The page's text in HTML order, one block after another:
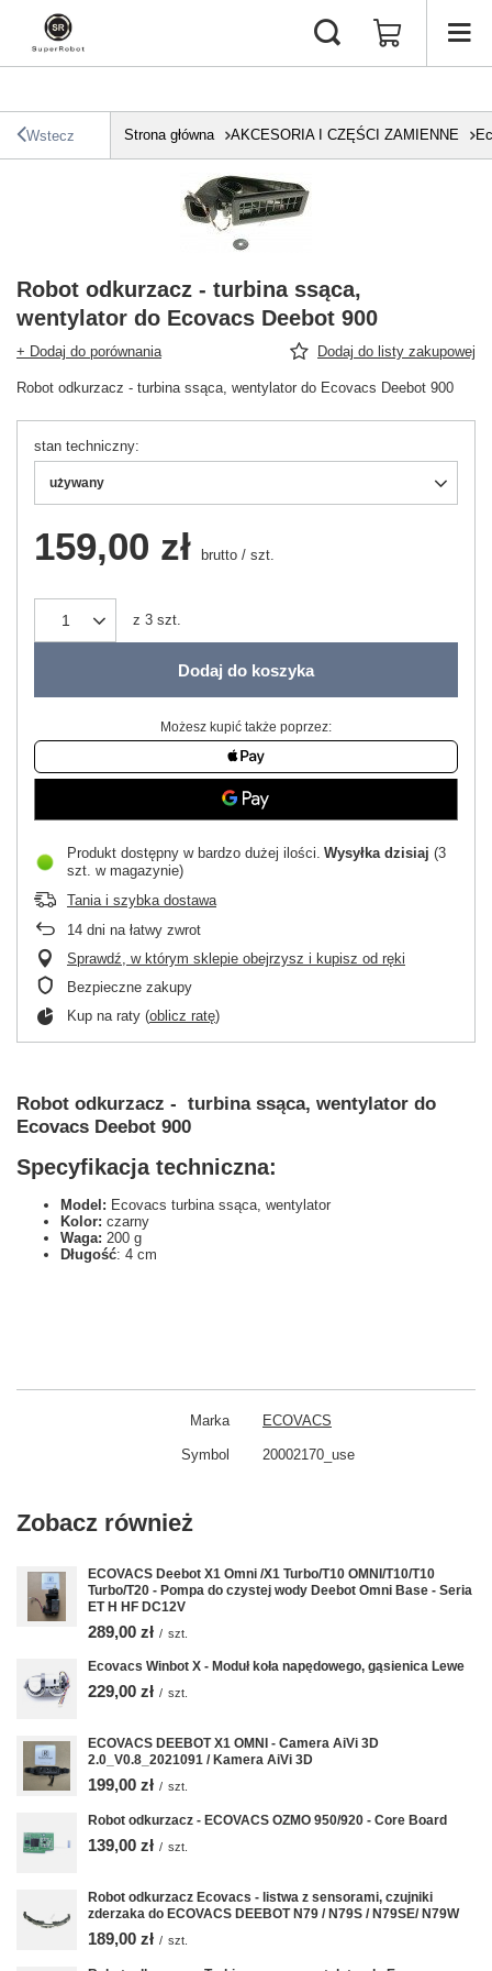
Wstecz Strona główna AKCESORIA I CZĘŚCI ZAMIENNE
Robot odkurzacz - turbina ssąca,
wentylator do Ecovacs Deebot 900
+ Dodaj do porównania Dodaj do listy zakupowej
Robot odkurzacz - turbina ssąca, wentylator do Ecovacs Deebot 900
stan techniczny
używany
159,00 zł brutto / szt.
z 3 szt.
Dodaj do koszyka
Możesz kupić także poprzez:
Produkt dostępny w bardzo dużej ilości Wysyłka dzisiaj (3
szt. w magazynie)
Tania i szybka dostawa
14 dni na łatwy zwrot
Sprawdź, w którym sklepie obejrzysz i kupisz od ręki
Bezpieczne zakupy
Kup na raty (oblicz ratę)
Robot odkurzacz - turbina ssąca, wentylator do
Ecovacs Deebot 900
Specyfikacja techniczna:
Model: Ecovacs turbina ssąca, wentylator
Kolor: czarny
Waga: 200 g
Długość: 4 cm
Marka ECOVACS
Symbol 20002170_use
Zobacz również
ECOVACS Deebot X1 Omni /X1 Turbo/T10 OMNI/T10/T10
Turbo/T20 - Pompa do czystej wody Deebot Omni Base - Seria
ET H HF DC12V
289,00 zł / szt.
Ecovacs Winbot X - Moduł koła napędowego, gąsienica Lewe
229,00 zł / szt.
ECOVACS DEEBOT X1 OMNI - Camera AiVi 3D
2.0_V0.8_2021091 / Kamera AiVi 3D
199,00 zł / szt.
Robot odkurzacz - ECOVACS OZMO 950/920 - Core Board
139,00 zł / szt.
Robot odkurzacz Ecovacs - listwa z sensorami, czujniki
zderzaka do ECOVACS DEEBOT N79 / N79S / N79SE/ N79W
189,00 zł / szt.